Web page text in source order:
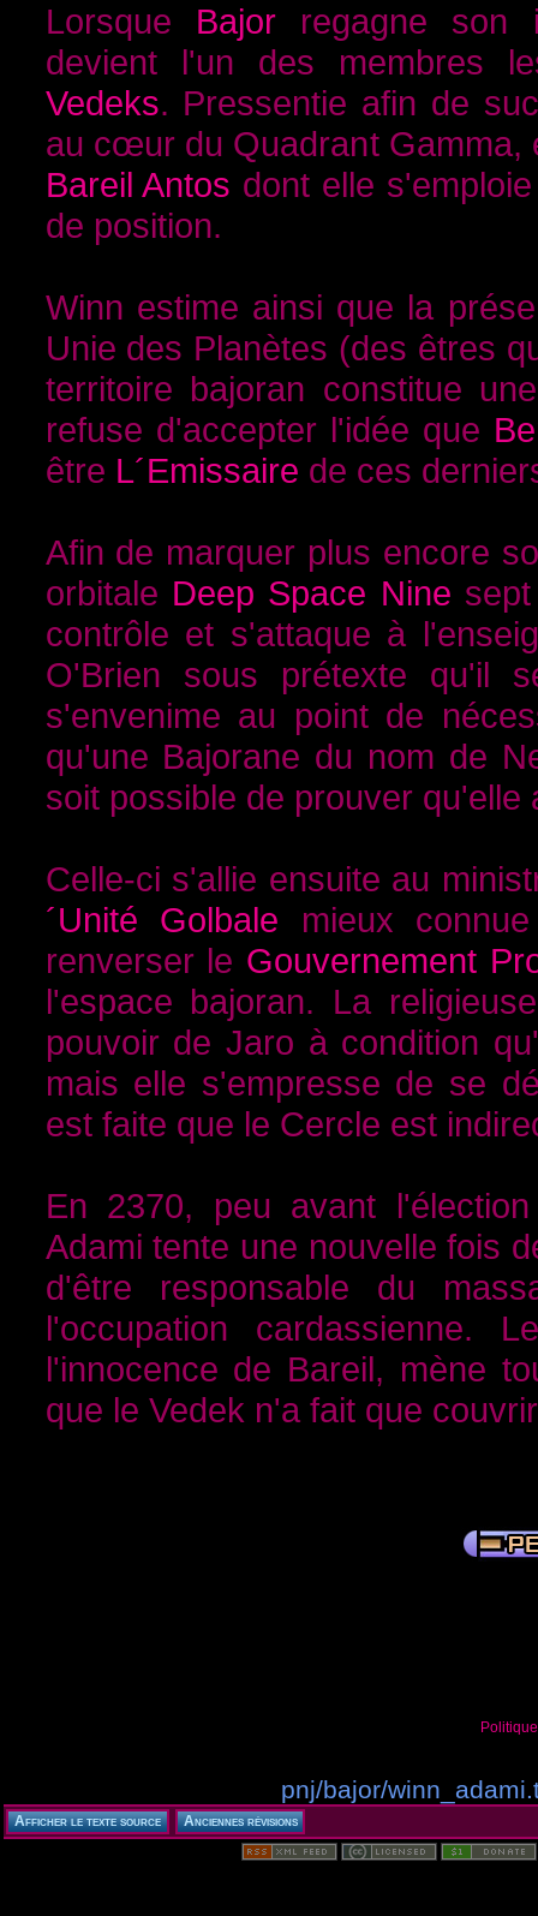
Lorsque Bajorregagne son
devient l'un des membres
Vedeks. Pressentie afin de
au cœur du Quadrant Gamma,
Bareil Antos dont elle
de position.
Winn estime ainsi que la
Unie des Planètes (des êtres
territoire bajoran constitue
refuse d'accepter l'idée que
être L´Emissaire de ces
Afin de marquer plus encore
orbitale Deep Space Nine
contrôle et s'attaque à
O'Brien sous prétexte qu'il
s'envenime au point de
qu'une Bajorane du nom de
soit possible de prouver qu'elle
Celle-ci s'allie ensuite au
´Unité Golbale mieux
renverser le Gouvernement
l'espace bajoran. La
pouvoir de Jaro à condition
mais elle s'empresse de se
est faite que le Cercle est
En 2370, peu avant
Adami tente une nouvelle fois
d'être responsable du
l'occupation cardassienne.
l'innocence de Bareil, mène
que le Vedek n'a fait que
pnj/bajor/